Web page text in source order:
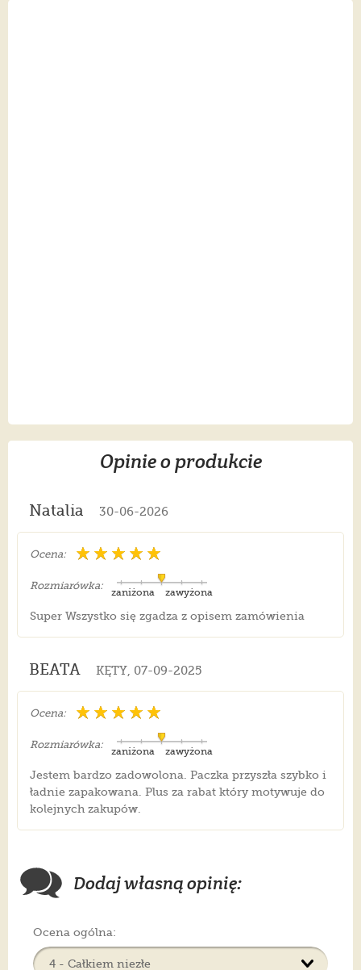
Opinie o produkcie
Natalia 30-06-2026
Ocena:
Rozmiarówka:
zawyżona
zaniżona
Super Wszystko się zgadza z opisem zamówienia
BEATA KĘTY, 07-09-2025
Ocena:
Rozmiarówka:
zawyżona
zaniżona
Jestem bardzo zadowolona. Paczka przyszła szybko i
ładnie zapakowana. Plus za rabat który motywuje do
kolejnych zakupów.
Dodaj własną opinię:
Ocena ogólna: